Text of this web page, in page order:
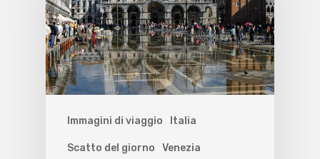
Immagini di viaggio Italia
Scatto del giorno Venezia